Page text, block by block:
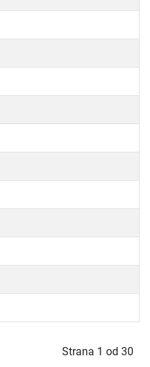
Strana 1 od 30